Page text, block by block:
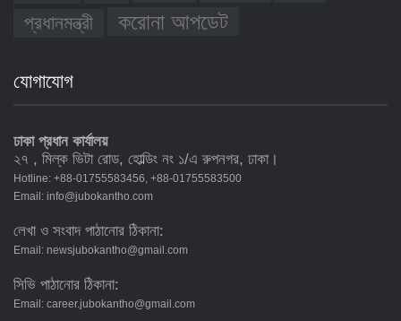
প্রধানমন্ত্রী করোনা আপডেট
যোগাযোগ
ঢাকা প্রধান কার্যালয়
২৭ , মিল্ক ভিটা রোড, হোল্ডিং নং ১/এ রুপনগর, ঢাকা।
Hotline: +88-01755583456, +88-01755583500
Email: info@jubokantho.com
লেখা ও সংবাদ পাঠানোর ঠিকানা:
Email: newsjubokantho@gmail.com
সিভি পাঠানোর ঠিকানা:
Email: career.jubokantho@gmail.com